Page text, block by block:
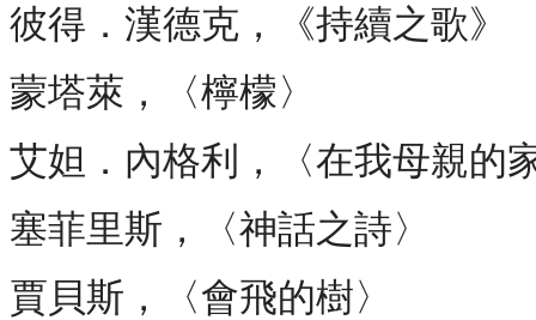
彼得．漢德克，《持續之歌》
蒙塔萊，〈檸檬〉
艾妲．內格利，〈在我母親的
塞菲里斯，〈神話之詩〉
賈貝斯，〈會飛的樹〉